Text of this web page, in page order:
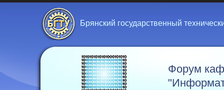
Брянский государственный
Форум